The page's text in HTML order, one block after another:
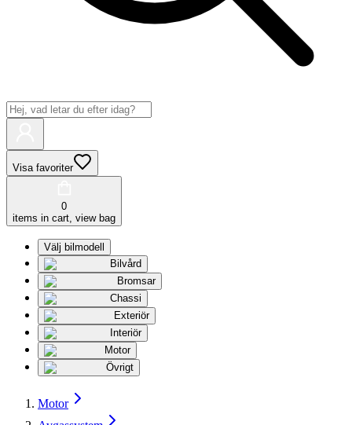
Visa favoriter
0
items in cart, view bag
Välj bilmodell
Bilvård
Bromsar
Chassi
Exteriör
Interiör
Motor
Övrigt
Motor